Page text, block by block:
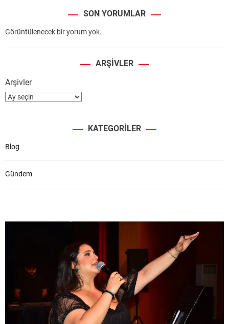
SON YORUMLAR
Görüntülenecek bir yorum yok.
ARŞIVLER
Arşivler
KATEGORILER
Blog
Gündem